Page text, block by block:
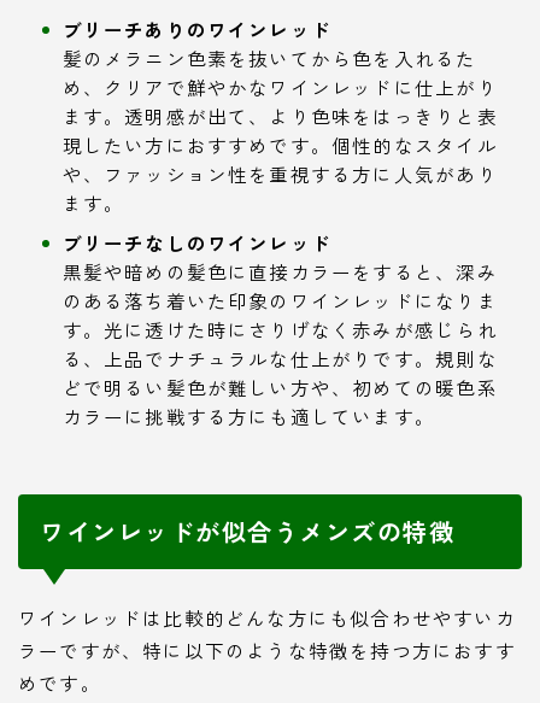
ブリーチありのワインレッド
髪のメラニン色素を抜いてから色を入れるた
め、クリアで鮮やかなワインレッドに仕上がり
ます。透明感が出て、より色味をはっきりと表
現したい方におすすめです。個性的なスタイル
や、ファッション性を重視する方に人気があり
ます。
ブリーチなしのワインレッド
黒髪や暗めの髪色に直接カラーをすると、深み
のある落ち着いた印象のワインレッドになりま
す。光に透けた時にさりげなく赤みが感じられ
る、上品でナチュラルな仕上がりです。規則な
どで明るい髪色が難しい方や、初めての暖色系
カラーに挑戦する方にも適しています。
ワインレッドが似合うメンズの特徴
ワインレッドは比較的どんな方にも似合わせやすいカ
ラーですが、特に以下のような特徴を持つ方におすす
めです。